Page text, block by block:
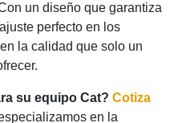
un diseño que garantiza
perfecto en los
la calidad que solo un
su equipo Cat? Cotiza
en la